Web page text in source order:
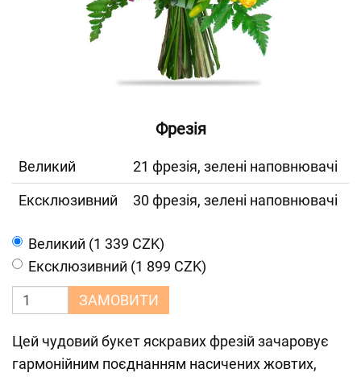
Фрезія
Великий
21 фрезія, зелені наповнювачі
Ексклюзивний
30 фрезія, зелені наповнювачі
Великий (1 339 CZK)
Ексклюзивний (1 899 CZK)
ЗАМОВИТИ
Цей чудовий букет яскравих фрезій зачаровує
гармонійним поєднанням насичених жовтих,